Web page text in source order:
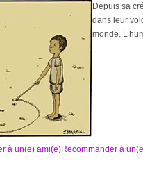
Depuis sa
dans leur
monde.
Recommander à